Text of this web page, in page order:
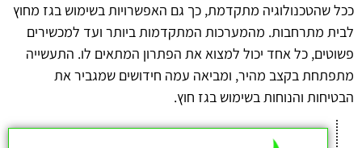
ככל שהטכנולוגיה מתקדמת, כך גם האפשרויות בשימוש בגז מחוץ
לבית מתרחבות. מהמערכות המתקדמות ביותר ועד למכשירים
פשוטים, כל אחד יכול למצוא את הפתרון המתאים לו. התעשייה
מתפתחת בקצב מהיר, ומביאה עמה חידושים שמגביר את
הבטיחות והנוחות בשימוש בגז חוץ.